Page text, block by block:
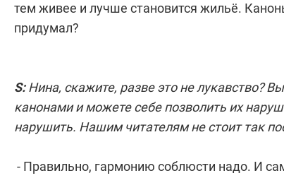
тем живее и лучше становится жильё.
придумал?
S:Нина, скажите, разве это не лукавство?
канонами и можете себе позволить их
нарушить. Нашим читателям не стоит так
- Правильно, гармонию соблюсти надо. И